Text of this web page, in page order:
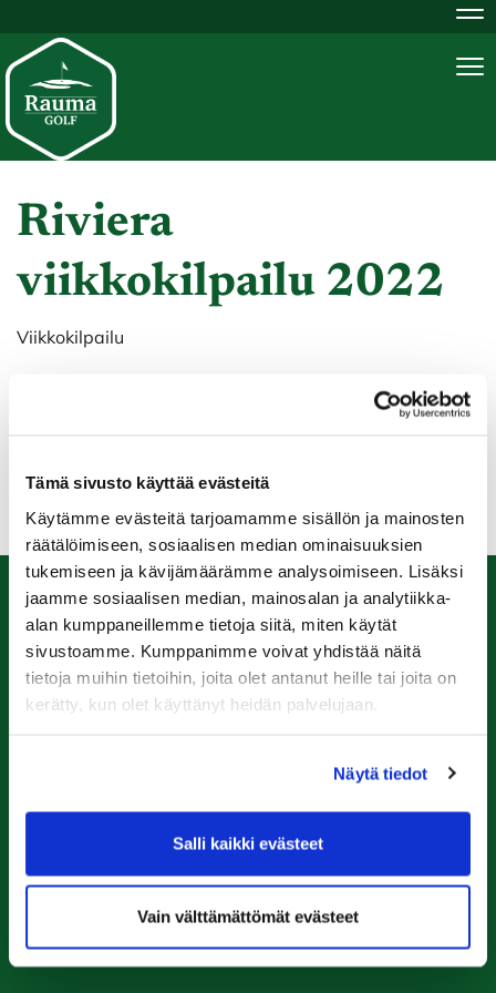
Tämä sivusto käyttää evästeitä
Käytämme evästeitä tarjoamamme sisällön ja mainosten
räätälöimiseen, sosiaalisen median ominaisuuksien
tukemiseen ja kävijämäärämme analysoimiseen. Lisäksi
jaamme sosiaalisen median, mainosalan ja analytiikka-
alan kumppaneillemme tietoja siitä, miten käytät
sivustoamme. Kumppanimme voivat yhdistää näitä
tietoja muihin tietoihin, joita olet antanut heille tai joita on
kerätty, kun olet käyttänyt heidän palvelujaan.
Näytä tiedot
Salli kaikki evästeet
Vain välttämättömät evästeet
Riviera
viikkokilpailu 2022
Viikkokilpailu
Caddiemaster
0447974813
caddiemaster@raumagolf.fi
Ala-Pomppustentie 20
26510 Rauma
Laajemmat yhteystiedot
Seuraa meitä